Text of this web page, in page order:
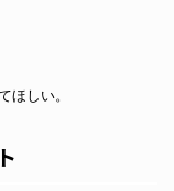
ほしい。